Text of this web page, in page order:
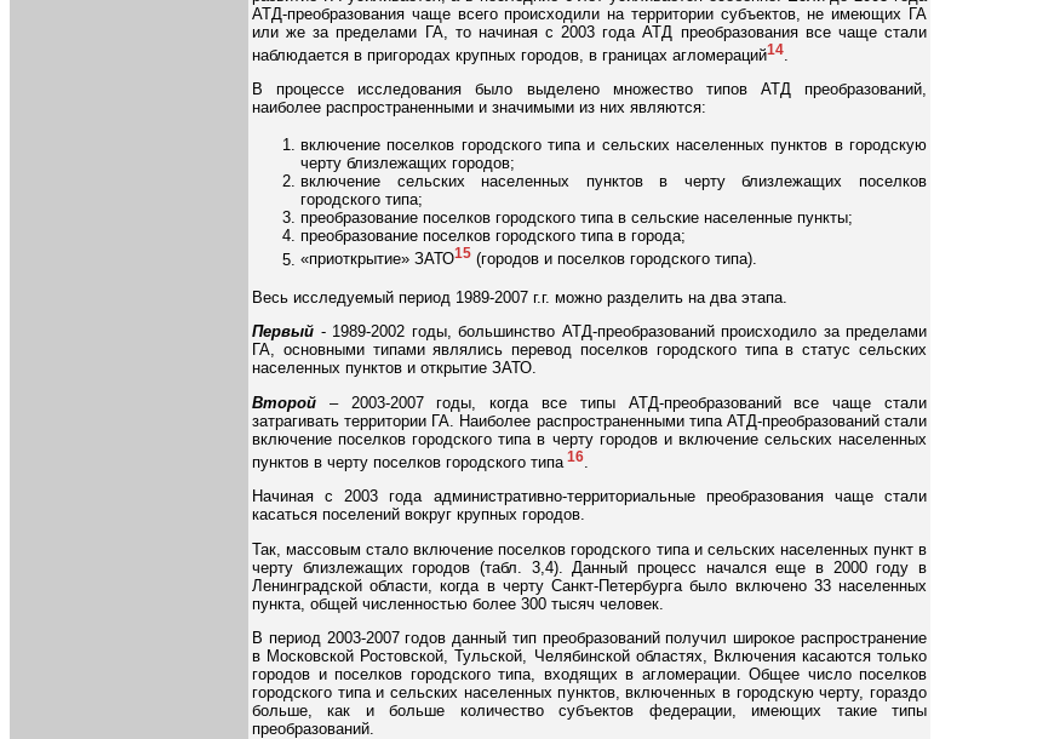
АТД-преобразования чаще всего происходили на территории субъектов, не имеющих ГА
или же за пределами ГА, то начиная с 2003 года АТД преобразования все чаще стали
наблюдается в пригородах крупных городов, в границах агломераций14.
В процессе исследования было выделено множество типов АТД преобразований,
наиболее распространенными и значимыми из них являются:
включение поселков городского типа и сельских населенных пунктов в городскую
черту близлежащих городов;
включение сельских населенных пунктов в черту близлежащих поселков
городского типа;
преобразование поселков городского типа в сельские населенные пункты;
преобразование поселков городского типа в города;
«приоткрытие» ЗАТО15 (городов и поселков городского типа).
Весь исследуемый период 1989-2007 г.г. можно разделить на два этапа.
Первый - 1989-2002 годы, большинство АТД-преобразований происходило за пределами
ГА, основными типами являлись перевод поселков городского типа в статус сельских
населенных пунктов и открытие ЗАТО.
Второй – 2003-2007 годы, когда все типы АТД-преобразований все чаще стали
затрагивать территории ГА. Наиболее распространенными типа АТД-преобразований стали
включение поселков городского типа в черту городов и включение сельских населенных
пунктов в черту поселков городского типа 16
Начиная с 2003 года административно-территориальные преобразования чаще стали
касаться поселений вокруг крупных городов.
Так, массовым стало включение поселков городского типа и сельских населенных пункт в
черту близлежащих городов (табл. 3,4). Данный процесс начался еще в 2000 году в
Ленинградской области, когда в черту Санкт-Петербурга было включено 33 населенных
пункта, общей численностью более 300 тысяч человек.
В период 2003-2007 годов данный тип преобразований получил широкое распространение
в Московской Ростовской, Тульской, Челябинской областях, Включения касаются только
городов и поселков городского типа, входящих в агломерации. Общее число поселков
городского типа и сельских населенных пунктов, включенных в городскую черту, гораздо
больше, как и больше количество субъектов федерации, имеющих такие типы
преобразований.